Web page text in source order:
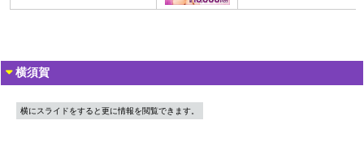
横須賀
横にスライドをすると更に情報を閲覧できます。